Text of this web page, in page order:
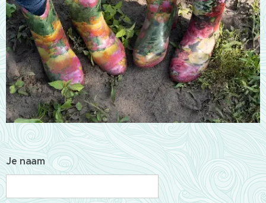
Je naam